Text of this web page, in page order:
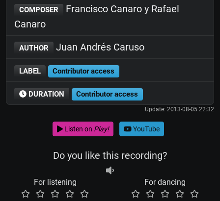
COMPOSER
Francisco Canaro y Rafael
Canaro
AUTHOR Juan Andrés Caruso
LABEL Contributor access
DURATION Contributor access
Update: 2013-08-05 22:32
Listen on Play! YouTube
Do you like this recording?
For listening For dancing